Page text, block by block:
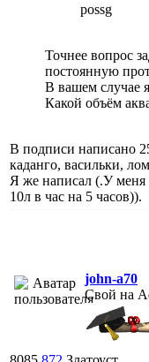
possg
Точнее вопрос
постоянную
В вашем случае
Какой объём
В подписи написано
каданго, васильки,
Я же написал (.У
10л в час на 5 часов)).
john-a70
Свой на